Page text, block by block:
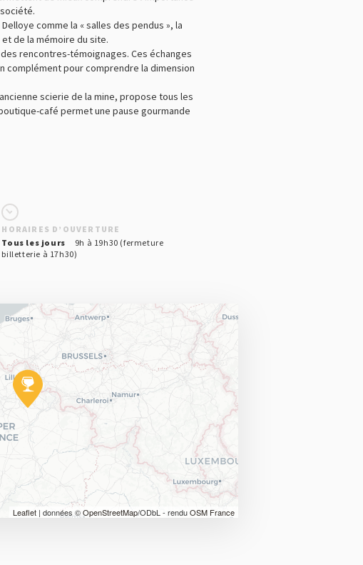
comme la « salles des pendus », la
de la mémoire du site.
rencontres-témoignages. Ces échanges
complément pour comprendre la dimension
scierie de la mine, propose tous les
café permet une pause gourmande
HORAIRES D’OUVERTURE
Tous les jours
9h à 19h30 (fermeture
billetterie à 17h30)
Leaflet| données ©OpenStreetMap/ODbL - renduOSM France